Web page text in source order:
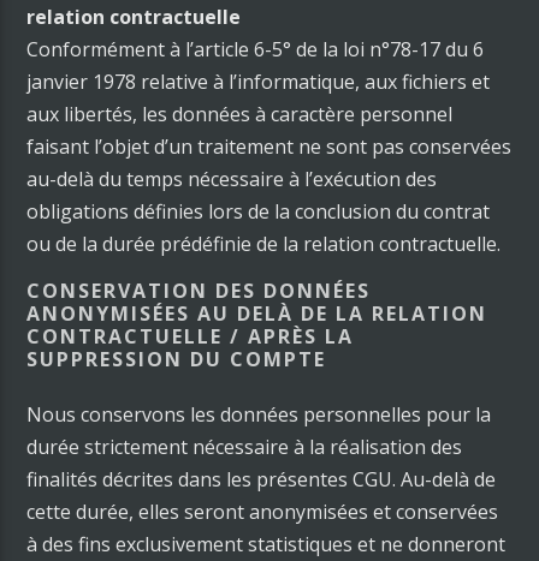
relation contractuelle
Conformément à l’article 6-5° de la loi n°78-17 du 6
janvier 1978 relative à l’informatique, aux fichiers et
aux libertés, les données à caractère personnel
faisant l’objet d’un traitement ne sont pas conservées
au-delà du temps nécessaire à l’exécution des
obligations définies lors de la conclusion du contrat
ou de la durée prédéfinie de la relation contractuelle.
CONSERVATION DES DONNÉES
ANONYMISÉES AU DELÀ DE LA RELATION
CONTRACTUELLE / APRÈS LA
SUPPRESSION DU COMPTE
Nous conservons les données personnelles pour la
durée strictement nécessaire à la réalisation des
finalités décrites dans les présentes CGU. Au-delà de
cette durée, elles seront anonymisées et conservées
à des fins exclusivement statistiques et ne donneront